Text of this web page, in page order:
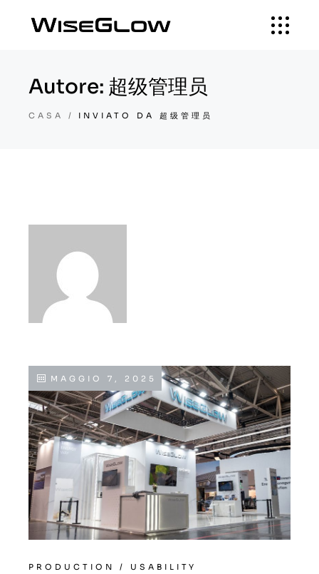
Autore: 超级管理员
CASA INVIATO DA 超级管理员
MAGGIO 7, 2025
PRODUCTION / USABILITY